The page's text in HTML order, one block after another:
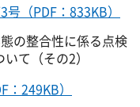
（PDF：833KB）
の整合性に係る点検
て（その2）
249KB）